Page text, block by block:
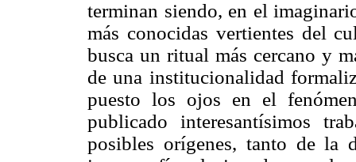
terminan siendo, en el
más conocidas vertientes del
busca un ritual más cercano y
de una institucionalidad
puesto los ojos en el
publicado interesantísimos
posibles orígenes, tanto de la